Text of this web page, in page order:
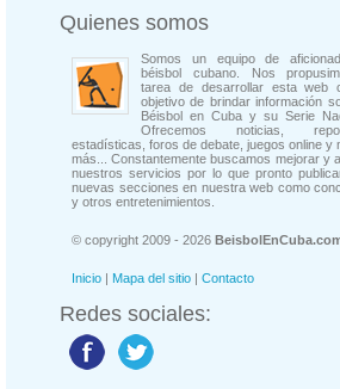
Quienes somos
Somos un equipo de
béisbol cubano. Nos
tarea de desarrollar esta web
objetivo de brindar información
Béisbol en Cuba y su Serie
Ofrecemos noticias,
estadísticas, foros de debate, juegos online y
más... Constantemente buscamos mejorar y
nuestros servicios por lo que pronto
nuevas secciones en nuestra web como
y otros entretenimientos.
© copyright 2009 - 2026
Inicio | Mapa del sitio | Contacto
Redes sociales: